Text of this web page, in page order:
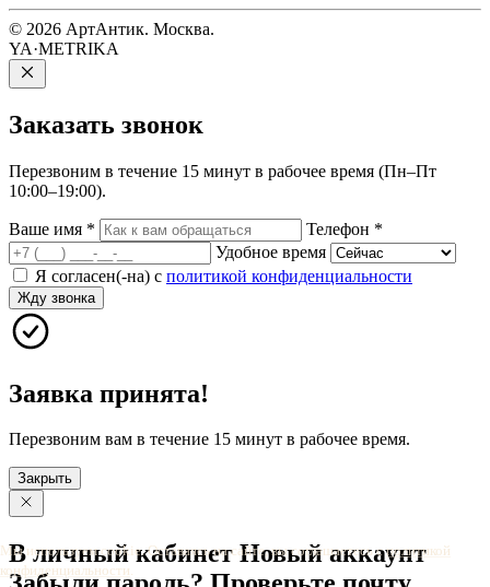
© 2026 АртАнтик. Москва.
YA·METRIKA
Заказать звонок
Перезвоним в течение 15 минут в рабочее время (Пн–Пт
10:00–19:00).
Ваше имя * Телефон *
Удобное время
Я согласен(-на) с политикой конфиденциальности
Жду звонка
Заявка принята!
Перезвоним вам в течение 15 минут в рабочее время.
Закрыть
Мы используем cookie. Оставаясь на сайте, вы соглашаетесь сполитикой
конфиденциальности.
В личныйкабинет Новыйаккаунт